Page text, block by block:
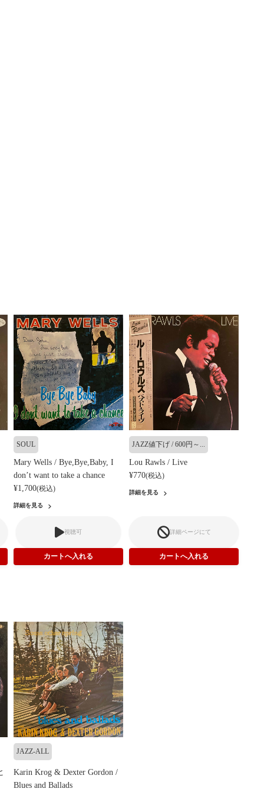
SOUL
Mary Wells / Bye,Bye,Baby, I
don’t want to take a chance
¥1,700(税込)
詳細を見る
視聴可
JAZZ値下げ / 600円～...
Lou Rawls / Live
¥770(税込)
詳細を見る
詳細ページにて
JAZZ-ALL
Karin Krog & Dexter Gordon /
Blues and Ballads